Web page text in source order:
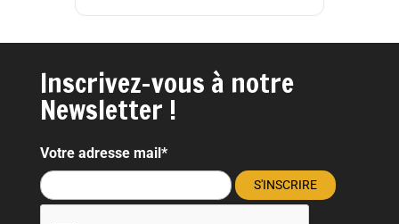
Inscrivez-vous à notre
Newsletter !
Votre adresse mail*